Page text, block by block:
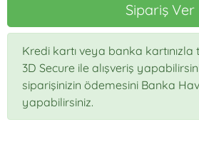
Sipariş Ver
Kredi kartı veya banka
3D Secure ile alışveriş
siparişinizin ödemesini Banka
yapabilirsiniz.